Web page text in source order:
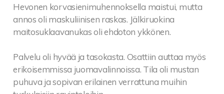
Hevonen korvasienimuhennoksella maistui, mutta
annos oli maskuliinisen raskas. Jälkiruokina
maitosuklaavanukas oli ehdoton ykkönen.
Palvelu oli hyvää ja tasokasta. Osattiin auttaa myös
erikoisemmissa juomavalinnoissa. Tila oli mustan
puhuva ja sopivan erilainen verrattuna muihin